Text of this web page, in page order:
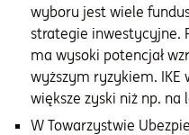
wyboru jest wiele
strategie inwestycyjne.
ma wysoki potencjał
wyższym ryzykiem. IKE
większe zyski niż np. na
W Towarzystwie